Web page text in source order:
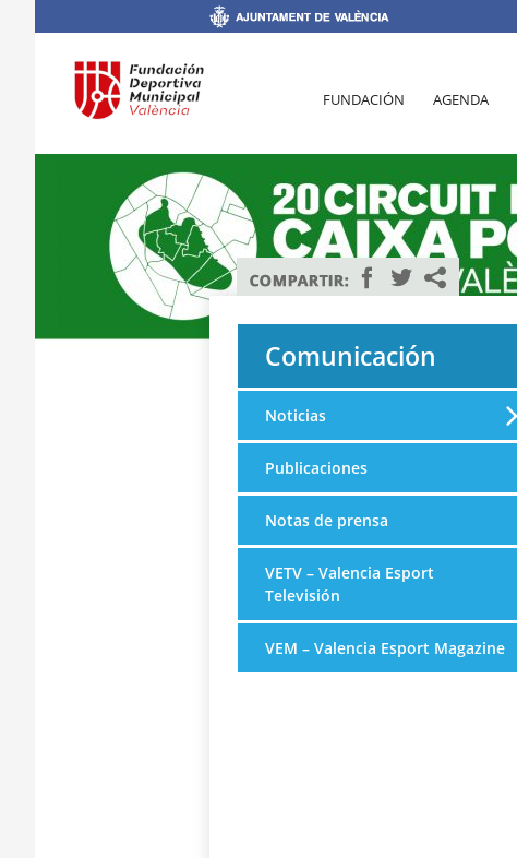
FUNDACIÓN AGENDA
Comunicación
Noticias
Publicaciones
Notas de prensa
VETV – Valencia Esport
Televisión
VEM – Valencia Esport Magazine